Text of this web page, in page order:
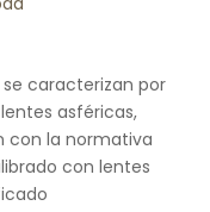
caracterizan por
asféricas,
con la normativa
con lentes